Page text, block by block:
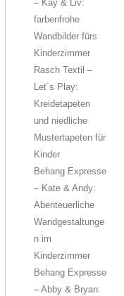
– Kay & Liv:
farbenfrohe
Wandbilder fürs
Kinderzimmer
Rasch Textil –
Let´s Play:
Kreidetapeten
und niedliche
Mustertapeten für
Kinder
Behang Expresse
– Kate & Andy:
Abenteuerliche
Wandgestaltunge
n im
Kinderzimmer
Behang Expresse
– Abby & Bryan: